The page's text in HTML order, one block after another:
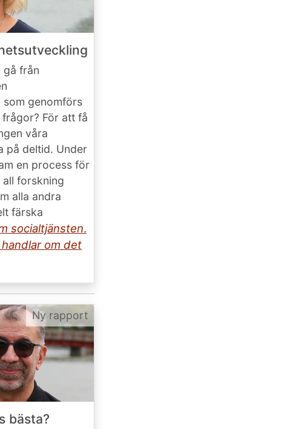
gå från
som genomförs
För att få
våra
på deltid. Under
en process för
forskning
alla andra
färska
socialtjänsten.
om det
Ny rapport
bästa?